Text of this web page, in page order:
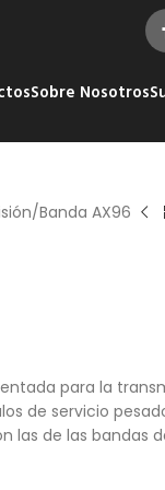
Sobre Nosotros
Banda AX96
para la
de servicio
las de las bandas